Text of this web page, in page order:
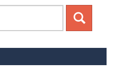
Canais